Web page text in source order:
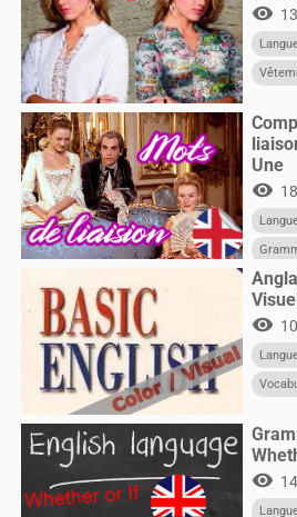
visibility
Une
visibility
visibility
visibility